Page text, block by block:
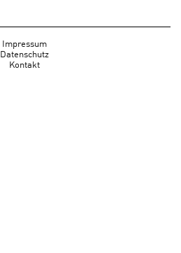
Impressum
Datenschutz
Kontakt